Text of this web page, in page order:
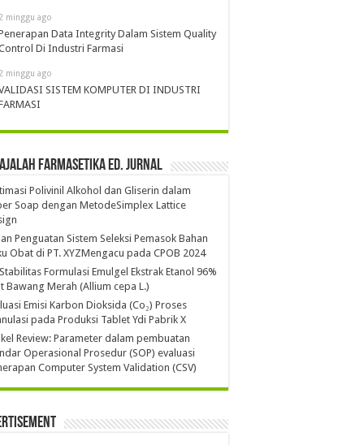
minggu ago
Data Integrity Dalam Sistem Quality
Di Industri Farmasi
minggu ago
SISTEM KOMPUTER DI INDUSTRI
Farmasetika Ed. Jurnal
Polivinil Alkohol dan Gliserin dalam
Soap dengan MetodeSimplex Lattice
Penguatan Sistem Seleksi Pemasok Bahan
Obat di PT. XYZMengacu pada CPOB 2024
Formulasi Emulgel Ekstrak Etanol 96%
Bawang Merah (Allium cepa L.)
Emisi Karbon Dioksida (Co₂) Proses
pada Produksi Tablet Ydi Pabrik X
Review: Parameter dalam pembuatan
Operasional Prosedur (SOP) evaluasi
Computer System Validation (CSV)